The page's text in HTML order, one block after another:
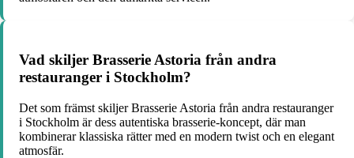
Vad skiljer Brasserie Astoria från andra
restauranger i Stockholm?
Det som främst skiljer Brasserie Astoria från andra restauranger
i Stockholm är dess autentiska brasserie-koncept, där man
kombinerar klassiska rätter med en modern twist och en elegant
atmosfär.